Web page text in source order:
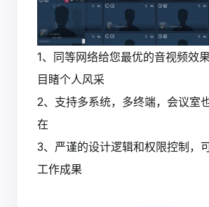
1、同等网络给您最优的音视频效
目睹个人风采
2、支持多系统，多终端，会议室
在
3、严谨的设计逻辑和权限控制，
工作成果